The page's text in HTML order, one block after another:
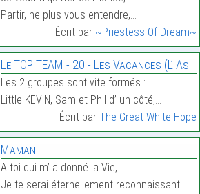
Partir, ne plus vous entendre,…
Écrit par ~Priestess Of Dream~
Le TOP TEAM - 20 - Les Vacances (L’ Assaut)
Les 2 groupes sont vite formés :
Little KEVIN, Sam et Phil d’ un côté,…
Écrit par The Great White Hope
Maman
A toi qui m’ a donné la Vie,
Je te serai éternellement reconnaissant.…